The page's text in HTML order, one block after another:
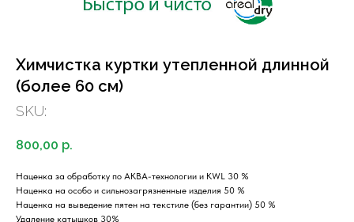
Химчистка куртки утепленной длинной
(более 60 см)
SKU:
800,00 р.
Наценка за обработку по АКВА-технологии и KWL 30 %
Наценка на особо и сильнозагрязненные изделия 50 %
Наценка на выведение пятен на текстиле (без гарантии) 50 %
Удаление катышков 30%